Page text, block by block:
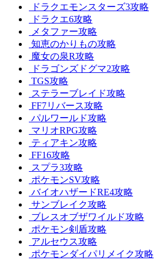
ドラクエモンスターズ3攻略
ドラクエ6攻略
メタファー攻略
知恵のかりもの攻略
魔女の泉R攻略
ドラゴンズドグマ2攻略
TGS攻略
ステラーブレイド攻略
FF7リバース攻略
パルワールド攻略
マリオRPG攻略
ティアキン攻略
FF16攻略
スプラ3攻略
ポケモンSV攻略
バイオハザードRE4攻略
サンブレイク攻略
ブレスオブザワイルド攻略
ポケモン剣盾攻略
アルセウス攻略
ポケモンダイパリメイク攻略